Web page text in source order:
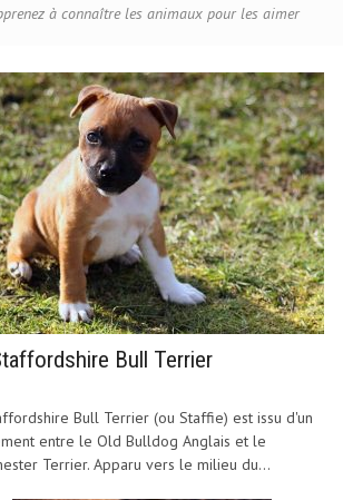
à connaître les animaux pour les aimer
Bull Terrier
Bull Terrier (ou Staffie) est issu d'un
entre le Old Bulldog Anglais et le
Terrier. Apparu vers le milieu du...